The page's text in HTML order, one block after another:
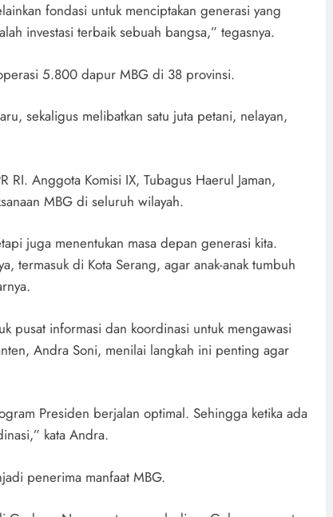
fondasi untuk menciptakan generasi yang
investasi terbaik sebuah bangsa,” tegasnya.
5.800 dapur MBG di 38 provinsi.
sekaligus melibatkan satu juta petani, nelayan,
Anggota Komisi IX, Tubagus Haerul Jaman,
MBG di seluruh wilayah.
juga menentukan masa depan generasi kita.
termasuk di Kota Serang, agar anak-anak tumbuh
pusat informasi dan koordinasi untuk mengawasi
Andra Soni, menilai langkah ini penting agar
Presiden berjalan optimal. Sehingga ketika ada
kata Andra.
penerima manfaat MBG.